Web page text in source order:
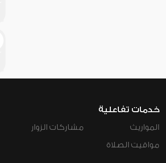
خدمات تفاعلية
المواريث
مواقيت الصلاة
مشاركات الزوار